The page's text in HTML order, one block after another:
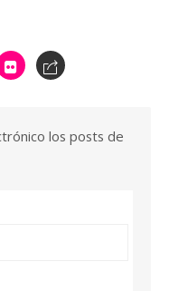
los posts de